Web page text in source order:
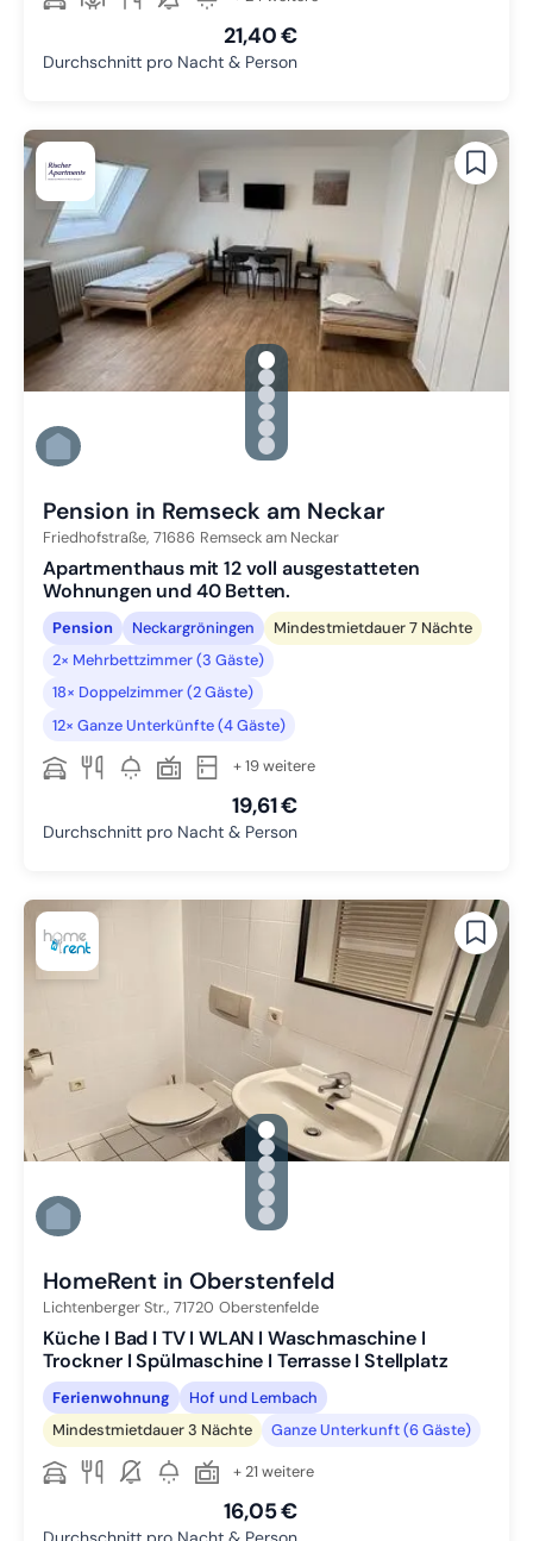
21,40 €
Durchschnitt pro Nacht & Person
gallery.slide_selector
Zu Slide 1 wechseln
Zu Slide 2 wechseln
Zu Slide 3 wechseln
Zu Slide 4 wechseln
Zu Slide 5 wechseln
Zu Slide 6 wechseln
Pension in Remseck am Neckar
Friedhofstraße, 71686 Remseck am Neckar
Apartmenthaus mit 12 voll ausgestatteten
Wohnungen und 40 Betten.
Pension Neckargröningen
Mindestmietdauer 7 Nächte
2× Mehrbettzimmer (3 Gäste)
18× Doppelzimmer (2 Gäste)
12× Ganze Unterkünfte (4 Gäste)
+ 19 weitere
19,61 €
Durchschnitt pro Nacht & Person
gallery.slide_selector
Zu Slide 1 wechseln
Zu Slide 2 wechseln
Zu Slide 3 wechseln
Zu Slide 4 wechseln
Zu Slide 5 wechseln
Zu Slide 6 wechseln
HomeRent in Oberstenfeld
Lichtenberger Str., 71720 Oberstenfelde
Küche I Bad I TV I WLAN I Waschmaschine I
Trockner I Spülmaschine I Terrasse I Stellplatz
Ferienwohnung
Hof und Lembach
Mindestmietdauer 3 Nächte
Ganze Unterkunft (6 Gäste)
+ 21 weitere
16,05 €